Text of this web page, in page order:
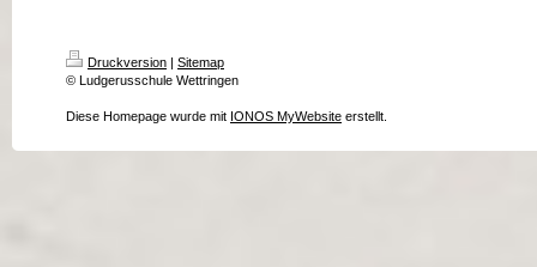
Druckversion | Sitemap
© Ludgerusschule Wettringen
Diese Homepage wurde mit IONOS MyWebsite erstellt.